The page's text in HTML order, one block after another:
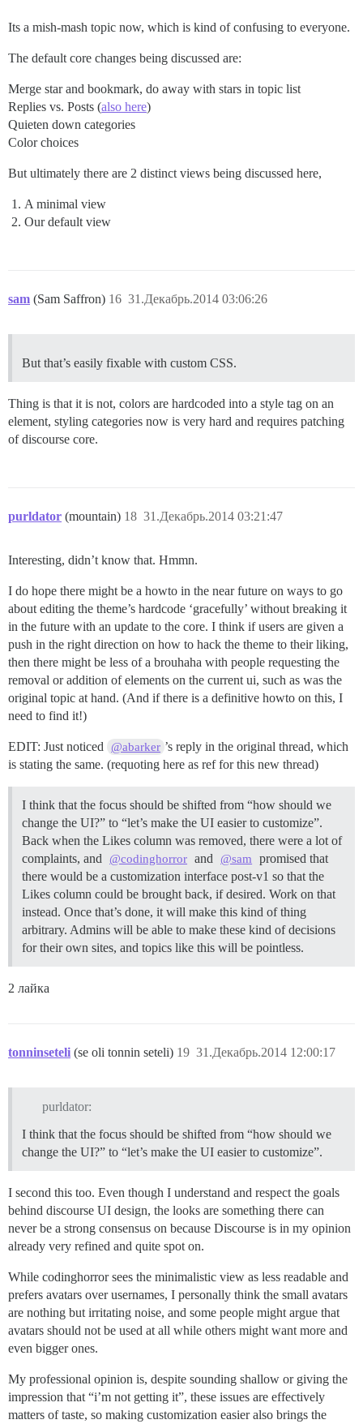
Its a mish-mash topic now, which is kind of confusing to everyone.
The default core changes being discussed are:
Merge star and bookmark, do away with stars in topic list
Replies vs. Posts (also here)
Quieten down categories
Color choices
But ultimately there are 2 distinct views being discussed here,
A minimal view
Our default view
sam (Sam Saffron) 31.Декабрь.2014 03:06:26
16
But that’s easily fixable with custom CSS.
Thing is that it is not, colors are hardcoded into a style tag on an
element, styling categories now is very hard and requires patching
of discourse core.
purldator (mountain) 31.Декабрь.2014 03:21:47
18
Interesting, didn’t know that. Hmmn.
I do hope there might be a howto in the near future on ways to go
about editing the theme’s hardcode ‘gracefully’ without breaking it
in the future with an update to the core. I think if users are given a
push in the right direction on how to hack the theme to their liking,
then there might be less of a brouhaha with people requesting the
removal or addition of elements on the current ui, such as was the
original topic at hand. (And if there is a definitive howto on this, I
need to find it!)
EDIT: Just noticed @abarker ’s reply in the original thread, which
is stating the same. (requoting here as ref for this new thread)
I think that the focus should be shifted from “how should we
change the UI?” to “let’s make the UI easier to customize”.
Back when the Likes column was removed, there were a lot of
complaints, and
@codinghorror and @sam
promised that
there would be a customization interface post-v1 so that the
Likes column could be brought back, if desired. Work on that
instead. Once that’s done, it will make this kind of thing
arbitrary. Admins will be able to make these kind of decisions
for their own sites, and topics like this will be pointless.
2 лайка
tonninseteli (se oli tonnin seteli) 31.Декабрь.2014 12:00:17
19
purldator:
I think that the focus should be shifted from “how should we
change the UI?” to “let’s make the UI easier to customize”.
I second this too. Even though I understand and respect the goals
behind discourse UI design, the looks are something there can
never be a strong consensus on because Discourse is in my opinion
already very refined and quite spot on.
While codinghorror sees the minimalistic view as less readable and
prefers avatars over usernames, I personally think the small avatars
are nothing but irritating noise, and some people might argue that
avatars should not be used at all while others might want more and
even bigger ones.
My professional opinion is, despite sounding shallow or giving the
impression that “i’m not getting it”, these issues are effectively
matters of taste, so making customization easier also brings the